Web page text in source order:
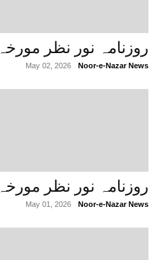
روزنامہ نور نظر مورخہ 02 مئی 2026
Noor-e-Nazar News
May 02, 2026
روزنامہ نور نظر مورخہ 01 مئی 2026
Noor-e-Nazar News
May 01, 2026